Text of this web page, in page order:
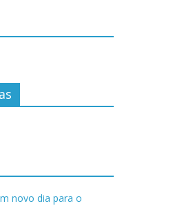
novo dia para o